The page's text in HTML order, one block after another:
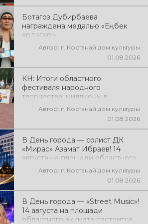
Ботагоз Дубирбаева
награждена медалью «Еңбек
ардагері»
Автор: г. Костанай дом культуры
01.08.2026
КН: Итоги областного
фестиваля народного
творчества: миллионы в
культуруАвтор: г. Костанай дом культуры
01.08.2026
В День города — солист ДК
«Мирас» Азамат Ибраев! 14
августа на площади областного
акимата состоится концертная
программа Азамата Ибраева!
Вас ждут любимые песни,
яркое выступление, мощная
энергия и праздничное
настроение!
Автор: г. Костанай дом культуры
01.08.2026
В День города — «Street Music»!
14 августа на площади
областного акимата состоится